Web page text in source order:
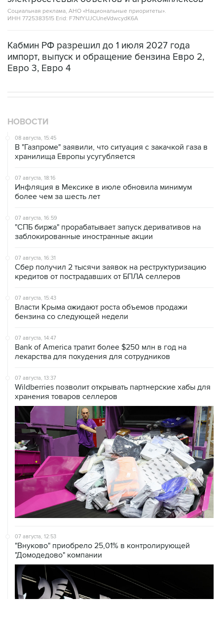
Социальная реклама, АНО «Национальные приоритеты».
ИНН 7725383515 Erid: F7NfYUJCUneVdwcydK6A
Кабмин РФ разрешил до 1 июля 2027 года
импорт, выпуск и обращение бензина Евро 2,
Евро 3, Евро 4
НОВОСТИ
08 августа, 15:45
В "Газпроме" заявили, что ситуация с закачкой газа в
хранилища Европы усугубляется
07 августа, 18:16
Инфляция в Мексике в июле обновила минимум
более чем за шесть лет
07 августа, 16:59
"СПБ биржа" прорабатывает запуск деривативов на
заблокированные иностранные акции
07 августа, 16:31
Сбер получил 2 тысячи заявок на реструктуризацию
кредитов от пострадавших от БПЛА селлеров
07 августа, 15:43
Власти Крыма ожидают роста объемов продажи
бензина со следующей недели
07 августа, 14:47
Bank of America тратит более $250 млн в год на
лекарства для похудения для сотрудников
07 августа, 13:37
Wildberries позволит открывать партнерские хабы для
хранения товаров селлеров
07 августа, 12:53
"Внуково" приобрело 25,01% в контролирующей
"Домодедово" компании